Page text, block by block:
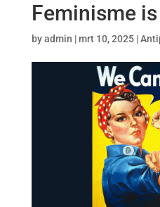
Feminisme
byadmin |mrt 10, 2025|